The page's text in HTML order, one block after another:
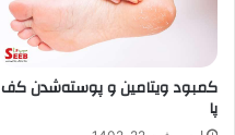
کمبود ویتامین و پوسته‌شدن کف
پا